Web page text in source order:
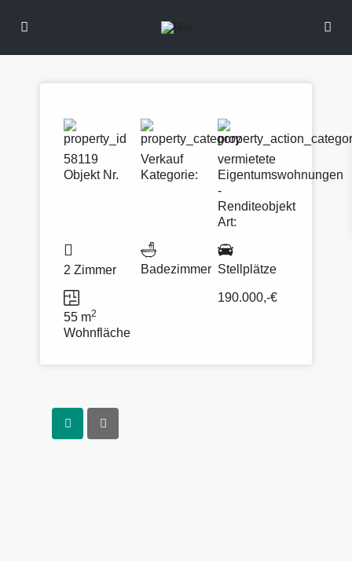
58119
Objekt Nr.
Verkauf
Kategorie:
vermietete
Eigentumswohnungen
-
Renditeobjekt
Art:
2 Zimmer Badezimmer Stellplätze
55 m2
Wohnfläche
190.000,-€